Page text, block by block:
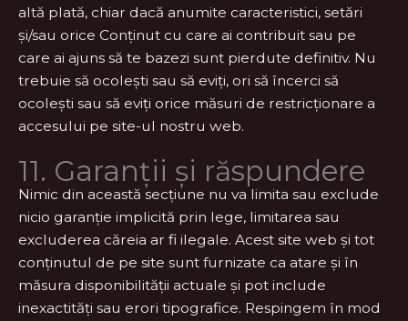
altă plată, chiar dacă anumite caracteristici, setări
și/sau orice Conținut cu care ai contribuit sau pe
care ai ajuns să te bazezi sunt pierdute definitiv. Nu
trebuie să ocolești sau să eviți, ori să încerci să
ocolești sau să eviți orice măsuri de restricționare a
accesului pe site-ul nostru web.
11. Garanții și răspundere
Nimic din această secțiune nu va limita sau exclude
nicio garanție implicită prin lege, limitarea sau
excluderea căreia ar fi ilegale. Acest site web și tot
conținutul de pe site sunt furnizate ca atare și în
măsura disponibilității actuale și pot include
inexactități sau erori tipografice. Respingem în mod